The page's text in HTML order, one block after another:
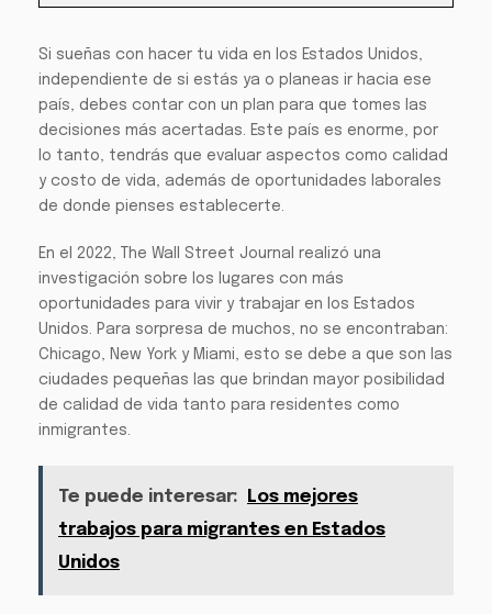
Si sueñas con hacer tu vida en los Estados Unidos,
independiente de si estás ya o planeas ir hacia ese
país, debes contar con un plan para que tomes las
decisiones más acertadas. Este país es enorme, por
lo tanto, tendrás que evaluar aspectos como calidad
y costo de vida, además de oportunidades laborales
de donde pienses establecerte.
En el 2022, The Wall Street Journal realizó una
investigación sobre los lugares con más
oportunidades para vivir y trabajar en los Estados
Unidos. Para sorpresa de muchos, no se encontraban:
Chicago, New York y Miami, esto se debe a que son las
ciudades pequeñas las que brindan mayor posibilidad
de calidad de vida tanto para residentes como
inmigrantes.
Te puede interesar:
Los mejores
trabajos para migrantes en Estados
Unidos